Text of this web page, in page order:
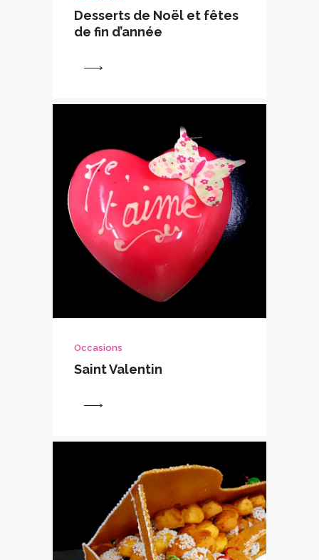
Desserts de Noël et fêtes
de fin d’année
Occasions
Saint Valentin